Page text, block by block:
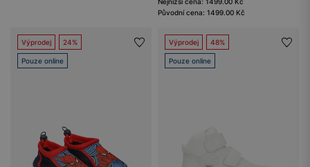
Původní cena: 1499.00 Kč
Výprodej 24%
Pouze online
Výprodej 48%
Pouze online